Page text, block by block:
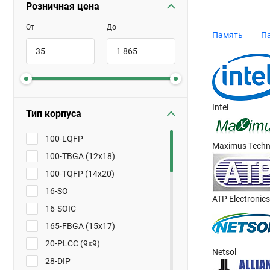
Розничная цена
От До
Тип корпуса
100-LQFP
100-TBGA (12x18)
100-TQFP (14x20)
16-SO
16-SOIC
165-FBGA (15x17)
20-PLCC (9x9)
28-DIP
У нас вы
Память
Intel
Maximus
ATP Electronics
Netsol